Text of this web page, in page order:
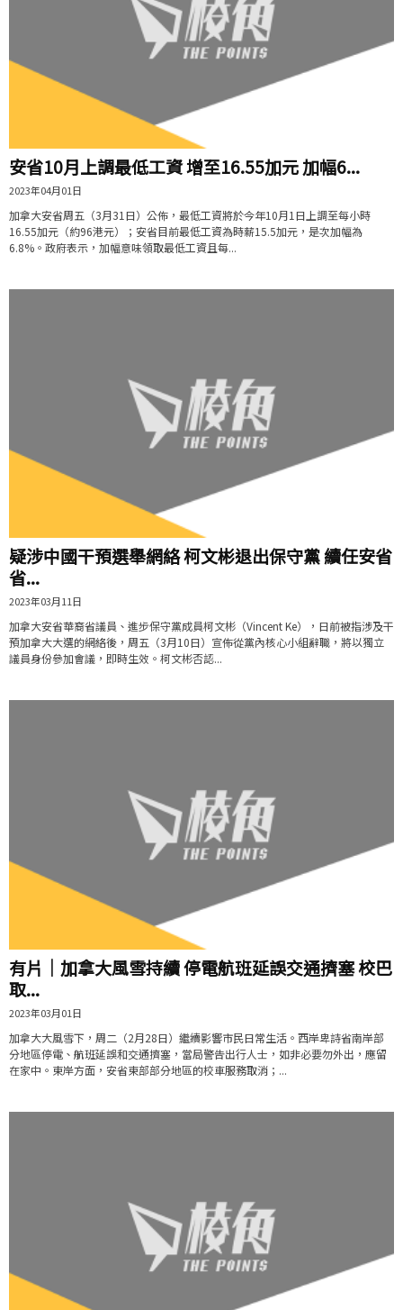
安省10月上調最低工資 增至16.55加元 加幅6...
2023年04月01日
加拿大安省周五（3月31日）公佈，最低工資將於今年10月1日上調至每小時
16.55加元（約96港元）；安省目前最低工資為時薪15.5加元，是次加幅為
6.8%。政府表示，加幅意味領取最低工資且每...
疑涉中國干預選舉網絡 柯文彬退出保守黨 續任安省
省...
2023年03月11日
加拿大安省華裔省議員、進步保守黨成員柯文彬（Vincent Ke），日前被指涉及干
預加拿大大選的網絡後，周五（3月10日）宣佈從黨內核心小組辭職，將以獨立
議員身份參加會議，即時生效。柯文彬否認...
有片│加拿大風雪持續 停電航班延誤交通擠塞 校巴
取...
2023年03月01日
加拿大大風雪下，周二（2月28日）繼續影響市民日常生活。西岸卑詩省南岸部
分地區停電、航班延誤和交通擠塞，當局警告出行人士，如非必要勿外出，應留
在家中。東岸方面，安省東部部分地區的校車服務取消；...